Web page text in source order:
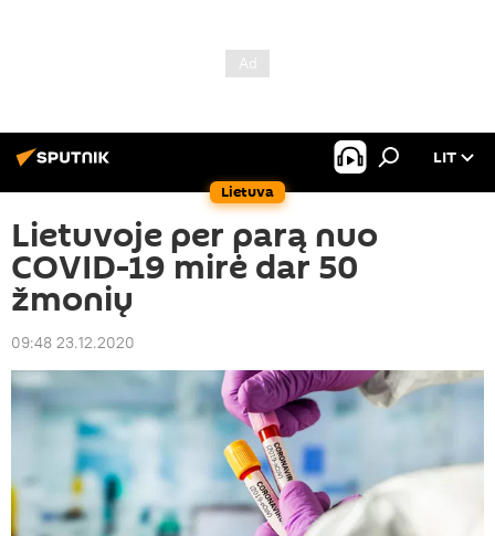
Lietuva
LIT
Lietuvoje per parą nuo
COVID-19 mirė dar 50
žmonių
09:48 23.12.2020